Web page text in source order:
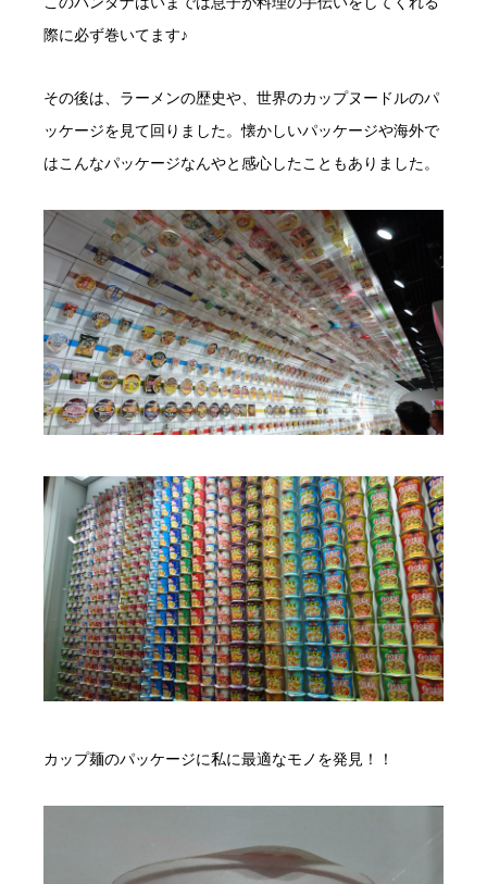
際に必ず巻いてます♪
その後は、ラーメンの歴史や、世界のカップヌードルのパ
ッケージを見て回りました。懐かしいパッケージや海外で
はこんなパッケージなんやと感心したこともありました。
カップ麺のパッケージに私に最適なモノを発見！！